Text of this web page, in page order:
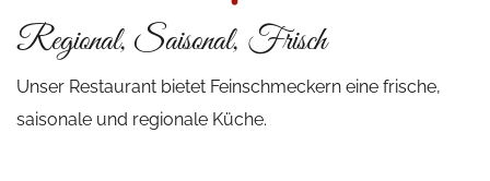
Regional, Saisonal, Frisch
Unser Restaurant bietet Feinschmeckern eine frische,
saisonale und regionale Küche.